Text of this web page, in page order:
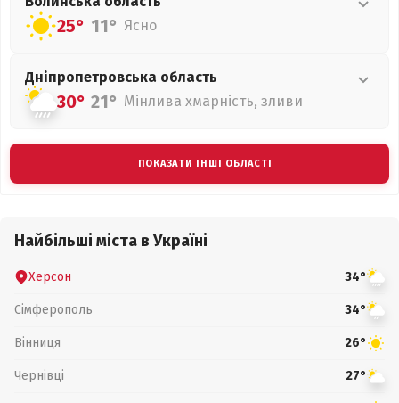
25° 11° Ясно
Дніпропетровська область
30° 21° Мінлива хмарність, зливи
ПОКАЗАТИ ІНШІ ОБЛАСТІ
Найбільші міста в Україні
Херсон 34°
Сімферополь 34°
Вінниця 26°
Чернівці 27°